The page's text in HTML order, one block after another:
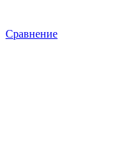
Сравнение